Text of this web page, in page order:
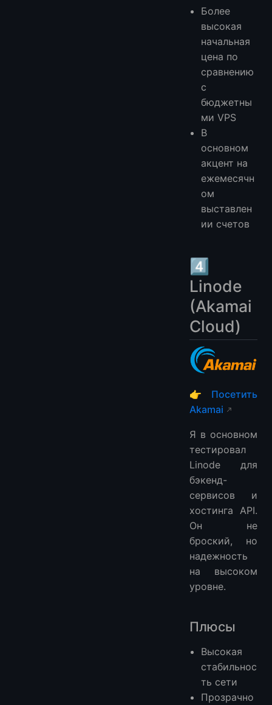
Более
высокая
начальная
цена по
сравнению
с
бюджетны
ми VPS
В
основном
акцент на
ежемесячн
ом
выставлен
ии счетов
4️⃣
Linode
(Akamai
Cloud)
👉 Посетить
Akamai
Я в основном
тестировал
Linode для
бэкенд-
сервисов и
хостинга API.
Он не
броский, но
надежность
на высоком
уровне.
Плюсы
Высокая
стабильнос
ть сети
Прозрачно